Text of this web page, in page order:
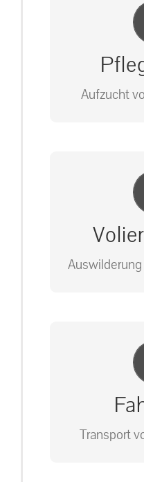
Aufzucht
auf:
Bitte unter
auf:
Transport